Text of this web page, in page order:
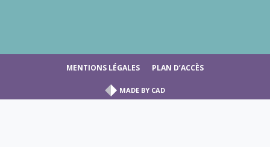
MADE BYCAD
MENTIONS LÉGALES PLAN D’ACCÈS